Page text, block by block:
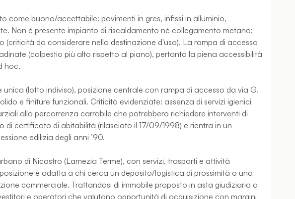
come buono/accettabile: pavimenti in gres, infissi in alluminio,
Non è presente impianto di riscaldamento né collegamento metano;
(criticità da considerare nella destinazione d'uso). La rampa di accesso
(calpestio più alto rispetto al piano), pertanto la piena accessibilità
hoc.
unica (lotto indiviso), posizione centrale con rampa di accesso da via G.
e finiture funzionali. Criticità evidenziate: assenza di servizi igienici
alla percorrenza carrabile che potrebbero richiedere interventi di
di certificato di abitabilità (rilasciato il 17/09/1998) e rientra in un
edilizia degli anni ’90.
di Nicastro (Lamezia Terme), con servizi, trasporti e attività
è adatta a chi cerca un deposito/logistica di prossimità o una
commerciale. Trattandosi di immobile proposto in asta giudiziaria a
e operatori che valutano opportunità di acquisizione con margini